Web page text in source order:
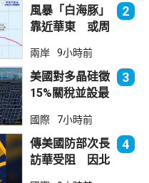
風暴「白海豚」
靠近華東 或周
2
兩岸 9小時前
美國對多晶硅徵
15%關稅並設最
克：中國無法再
傾銷
3
國際 7小時前
傳美國防部次長
訪華受阻 因北
4